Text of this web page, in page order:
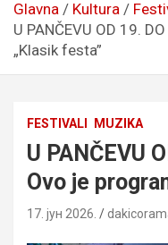
Glavna Kultura
U PANČEVU OD 19.
„Klasik festa”
FESTIVALI MUZIKA
U PANČEVU
Ovo je
17. јун 2026.